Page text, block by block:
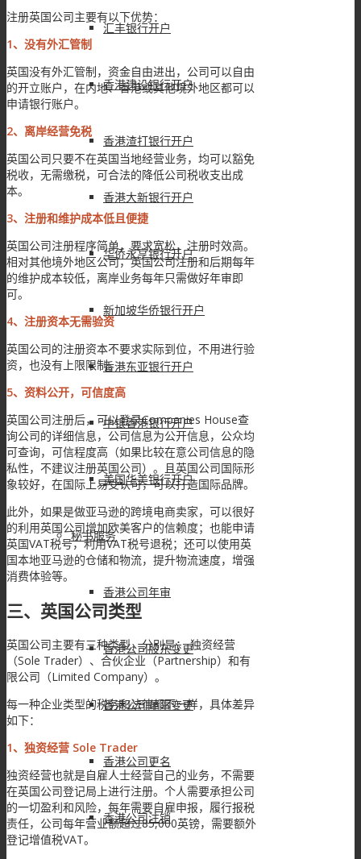
汇丰银行开户
香港建设银行开户
香港渣打银行开户
香港大新银行开户
华侨永亨银行开户
新加坡华侨银行开户
香港东亚银行开户
中银香港银行开户
美国华美银行开户
秘书服务
香港公司年审
香港公司股东变更
香港公司董事变更
香港公司更名
香港公司注销
注册英国公司主要有以下优势：
1、没有外汇管制
英国没有外汇管制，资金自由进出，公司可以自由
的开立账户，在内地、香港或其他境外地区都可以
申请银行账户。
2、离岸经营免税
英国公司只要不在英国当地经营业务，均可以豁免
税收，无需缴税，可合法的降低公司税收支出成
本。
3、注册和维护成本低且便捷
英国公司注册程序简单，要求宽松，注册时效高。
相对其他境外地区公司，英国公司注册和后期每年
的维护成本较低，离岸业务每年只需做好年审即
可。
4、注册资本无需验资
英国公司的注册资本不要求实际到位，不用进行验
资，也没有上限限制。
5、资料公开，可信度高
英国公司注册后，可以登录Companies House查
询公司的详细信息，公司信息为公开信息，公众均
可查询，可信程度高（如果比较在意公司信息的隐
私性，不建议注册英国公司）。且英国公司国际形
象较好，在国际上易受认可，可以打造国际品牌。
此外，如果是做亚马逊的跨境电商卖家，可以很好
的利用英国公司增加欧美客户的信赖度；也能申请
英国VAT税号，利用VAT税号退税；还可以使用英
国本地亚马逊的仓储和物流，提升物流速度，增强
消费体验等。
三、英国公司类型
英国公司主要有三种类型，分别是： 独资经营
（Sole Trader）、合伙企业（Partnership）和有
限公司（Limited Company）。
每一种企业类型的税务和法律都不一样，具体差异
如下：
1、独资经营 Sole Trader
独资经营也就是自雇人士经营自己的业务，不需要
在英国公司登记局上进行注册。个人需要承担公司
的一切盈利和风险，每年需要自雇申报，履行报税
责任，公司每年营业额超过85,000英镑，需要额外
登记增值税VAT。